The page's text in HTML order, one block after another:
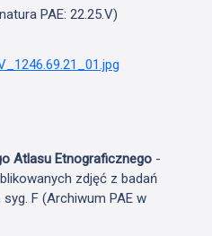
PAE: 22.25.V)
Atlasu Etnograficznego -
zdjęć z badań
F (Archiwum PAE w